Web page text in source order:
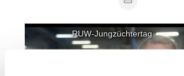
RUW-Jungzüchtertag